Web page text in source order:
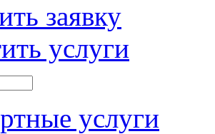
заявку
услуги
услуги